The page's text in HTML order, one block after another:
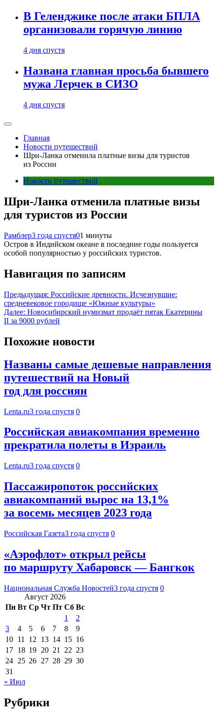
В Геленджике после атаки БПЛА
организовали горячую линию
4 дня спустя
Названа главная просьба бывшего
мужа Лерчек в СИЗО
4 дня спустя
Главная
Новости путешествий
Шри-Ланка отменила платные визы для туристов
из России
Новости путешествий
Шри-Ланка отменила платные визы
для туристов из России
Рамблер3 года спустя01 минуты
Остров в Индийском океане в последние годы пользуется
особой популярностью у российских туристов.
Навигация по записям
Предыдущая: Российские древности. Исчезнувшие:
средневековое городище «Южные культуры»
Далее: Новосибирский нумизмат продаёт пятак Екатерины
II за 9000 рублей
Похожие новости
Названы самые дешевые направления
путешествий на Новый
год для россиян
Lenta.ru3 года спустя 0
Российская авиакомпания временно
прекратила полеты в Израиль
Lenta.ru3 года спустя 0
Пассажиропоток российских
авиакомпаний вырос на 13,1%
за восемь месяцев 2023 года
Российская Газета3 года спустя 0
«Аэрофлот» открыл рейсы
по маршруту Хабаровск — Бангкок
Национальная Служба Новостей3 года спустя 0
Август 2026
Пн Вт Ср Чт Пт Сб Вс
1
2
3
4 5 6 7 8
9
10 11 12 13 14 15 16
17 18 19 20 21 22 23
24 25 26 27 28 29 30
31
« Июл
Рубрики